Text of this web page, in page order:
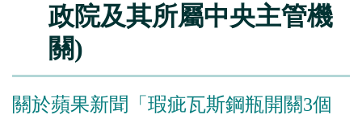
政院及其所屬中央主管機
關)
關於蘋果新聞「瑕疵瓦斯鋼瓶開關3個